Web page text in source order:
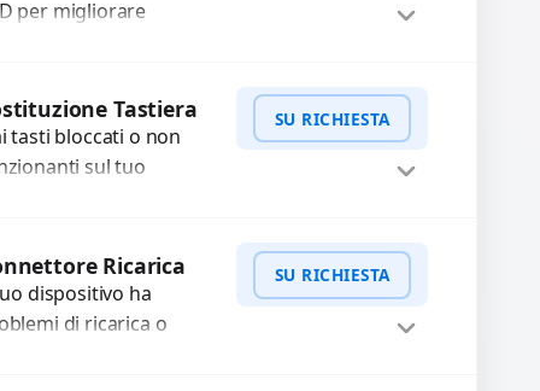
per migliorare
i dati
WhatsApp
Tastiera
tasti bloccati o non
sul tuo
tastiera con ricambi
qualità...
SU RICHIESTA
WhatsApp
Ricarica
dispositivo ha
di ricarica o
SU RICHIESTA